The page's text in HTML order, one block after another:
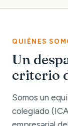
QUIÉNES
Un
criterio
Somos un
colegiado